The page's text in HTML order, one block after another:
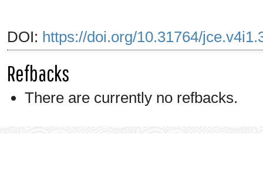
DOI: https://doi.org/10.31764/
Refbacks
There are currently no refbacks.